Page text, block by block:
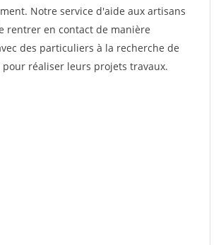
Notre service d'aide aux artisans
rentrer en contact de manière
des particuliers à la recherche de
réaliser leurs projets travaux.